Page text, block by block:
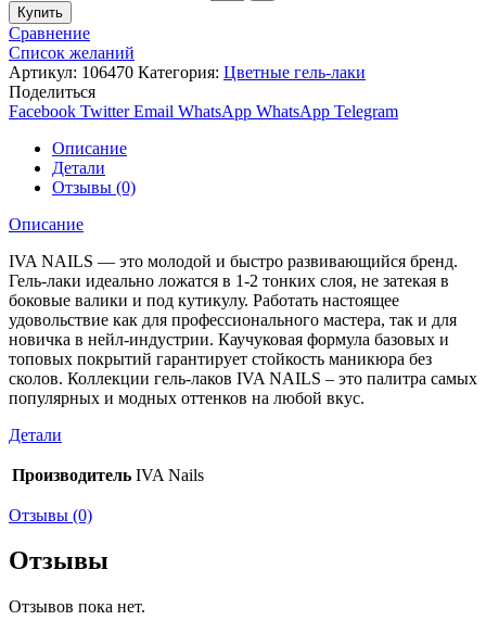
Купить
Сравнение
Список желаний
Артикул: 106470 Категория: Цветные гель-лаки
Поделиться
Facebook Twitter Email WhatsApp WhatsApp Telegram
Описание
Детали
Отзывы (0)
Описание
IVA NAILS — это молодой и быстро развивающийся бренд.
Гель-лаки идеально ложатся в 1-2 тонких слоя, не затекая в
боковые валики и под кутикулу. Работать настоящее
удовольствие как для профессионального мастера, так и для
новичка в нейл-индустрии. Каучуковая формула базовых и
топовых покрытий гарантирует стойкость маникюра без
сколов. Коллекции гель-лаков IVA NAILS – это палитра самых
популярных и модных оттенков на любой вкус.
Детали
Производитель IVA Nails
Отзывы (0)
Отзывы
Отзывов пока нет.